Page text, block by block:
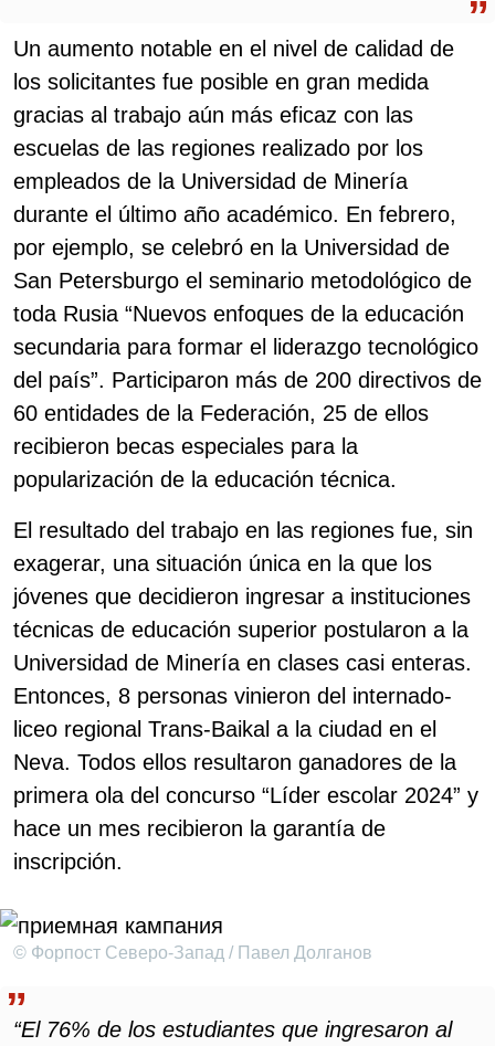
Un aumento notable en el nivel de calidad de
los solicitantes fue posible en gran medida
gracias al trabajo aún más eficaz con las
escuelas de las regiones realizado por los
empleados de la Universidad de Minería
durante el último año académico. En febrero,
por ejemplo, se celebró en la Universidad de
San Petersburgo el seminario metodológico de
toda Rusia “Nuevos enfoques de la educación
secundaria para formar el liderazgo tecnológico
del país”. Participaron más de 200 directivos de
60 entidades de la Federación, 25 de ellos
recibieron becas especiales para la
popularización de la educación técnica.
El resultado del trabajo en las regiones fue, sin
exagerar, una situación única en la que los
jóvenes que decidieron ingresar a instituciones
técnicas de educación superior postularon a la
Universidad de Minería en clases casi enteras.
Entonces, 8 personas vinieron del internado-
liceo regional Trans-Baikal a la ciudad en el
Neva. Todos ellos resultaron ganadores de la
primera ola del concurso “Líder escolar 2024” y
hace un mes recibieron la garantía de
inscripción.
© Форпост Северо-Запад / Павел Долганов
“El 76% de los estudiantes que ingresaron al